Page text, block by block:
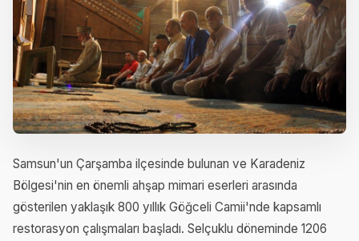
Samsun'un Çarşamba ilçesinde bulunan ve Karadeniz
Bölgesi'nin en önemli ahşap mimari eserleri arasında
gösterilen yaklaşık 800 yıllık Göğceli Camii'nde kapsamlı
restorasyon çalışmaları başladı. Selçuklu döneminde 1206